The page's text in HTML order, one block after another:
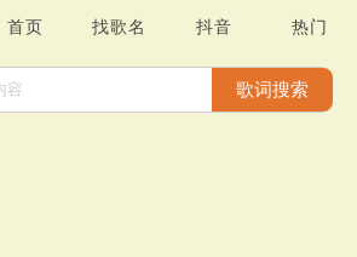
首页 找歌名 抖音 热门
歌词搜索